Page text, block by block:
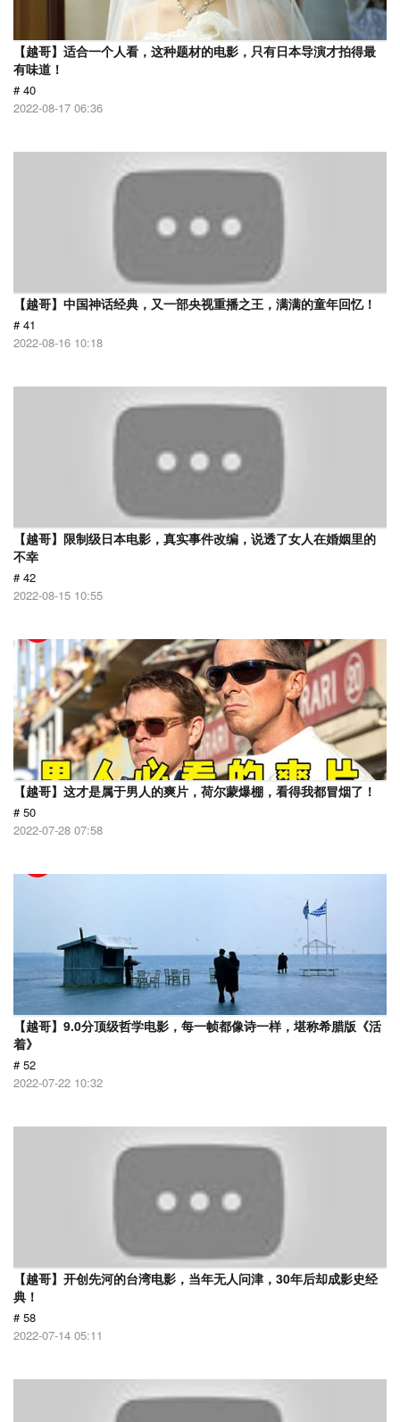
【越哥】适合一个人看，这种题材的电影，只有日本导演才拍得最
有味道！
# 40
2022-08-17 06:36
【越哥】中国神话经典，又一部央视重播之王，满满的童年回忆！
# 41
2022-08-16 10:18
【越哥】限制级日本电影，真实事件改编，说透了女人在婚姻里的
不幸
# 42
2022-08-15 10:55
【越哥】这才是属于男人的爽片，荷尔蒙爆棚，看得我都冒烟了！
# 50
2022-07-28 07:58
【越哥】9.0分顶级哲学电影，每一帧都像诗一样，堪称希腊版《活
着》
# 52
2022-07-22 10:32
【越哥】开创先河的台湾电影，当年无人问津，30年后却成影史经
典！
# 58
2022-07-14 05:11